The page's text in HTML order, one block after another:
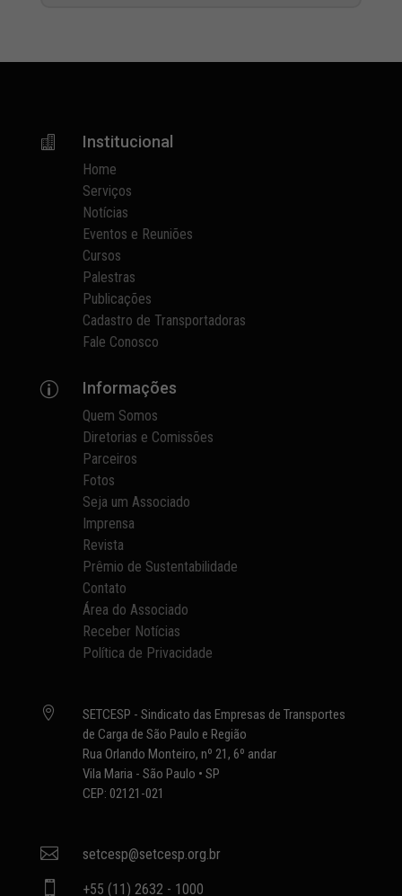
 Institucional
Home
Serviços
Notícias
Eventos e Reuniões
Cursos
Palestras
Publicações
Cadastro de Transportadoras
Fale Conosco
p Informações
Quem Somos
Diretorias e Comissões
Parceiros
Fotos
Seja um Associado
Imprensa
Revista
Prêmio de Sustentabilidade
Contato
Área do Associado
Receber Notícias
Política de Privacidade

SETCESP - Sindicato das Empresas de Transportes
de Carga de São Paulo e Região
Rua Orlando Monteiro, nº 21, 6º andar
Vila Maria - São Paulo • SP
CEP: 02121-021
 setcesp@setcesp.org.br
 +55 (11) 2632 - 1000